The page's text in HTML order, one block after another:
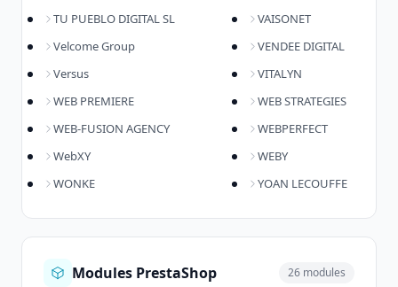
TU PUEBLO DIGITAL SL
VAISONET
Velcome Group
VENDEE DIGITAL
Versus
VITALYN
WEB PREMIERE
WEB STRATEGIES
WEB-FUSION AGENCY
WEBPERFECT
WebXY
WEBY
WONKE
YOAN LECOUFFE
Modules PrestaShop 26 modules